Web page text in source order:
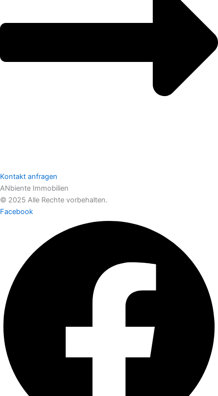
Kontakt anfragen
ANbiente Immobilien
© 2025 Alle Rechte vorbehalten.
Facebook